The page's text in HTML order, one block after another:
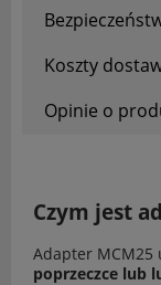
Koszty
Opinie o
Czym jest
Adapter MCM25
poprzeczce lub